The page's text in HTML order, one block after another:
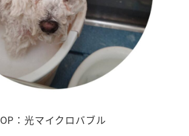
OP：光マイクロバブル